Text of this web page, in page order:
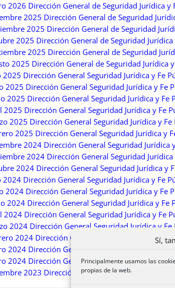
Sí,
Principalmente usamos las
propias de la web.
2026 Dirección General de Seguridad Jurídica y
2025 Dirección General de Seguridad
2025 Dirección General de Seguridad
2025 Dirección General de Seguridad Jurídica
2025 Dirección General de Seguridad
2025 Dirección General de Seguridad Jurídica
2025 Dirección General Seguridad Jurídica y Fe
2025 Dirección General Seguridad Jurídica y Fe
2025 Dirección General Seguridad Jurídica y Fe
2025 Dirección General Seguridad Jurídica y Fe
2025 Dirección General Seguridad Jurídica y Fe
2025 Dirección General Seguridad Jurídica y
2024 Dirección General Seguridad Jurídica
2024 Dirección General Seguridad Jurídica
2024 Dirección General Seguridad Jurídica y
2024 Dirección General Seguridad Jurídica y Fe
2024 Dirección General Seguridad Jurídica y Fe
2024 Dirección General Seguridad Jurídica y Fe
2024 Dirección General Seguridad Jurídica y Fe
2024 Dirección General Seguridad Jurídica y Fe
2024 Dirección General Seguridad Jurídica y
2024 Dirección General Seguridad Jurídica y Fe
2024 Dirección General Seguridad Jurídica y Fe
2023 Dirección General Seguridad Jurídica y